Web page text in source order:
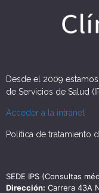
Desde el 2009
de Servicios de Salud
Acceder a la intranet
Política de tratamiento
SEDE IPS (Consultas
Dirección: Carrera 43A